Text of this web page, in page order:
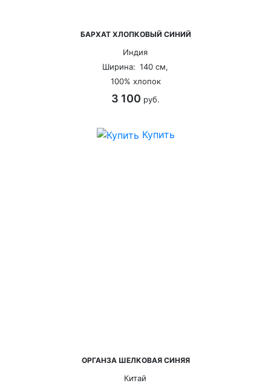
БАРХАТ ХЛОПКОВЫЙ СИНИЙ
Индия
Ширина: 140 см,
100% хлопок
3 100руб.
Купить
ОРГАНЗА ШЕЛКОВАЯ СИНЯЯ
Китай